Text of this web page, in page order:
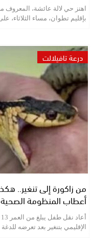
اهتز حي لالة عائشة، المعروف
بإقليم تطوان، مساء الثلاثاء،
درعة تافيلالت
من زاكورة إلى تنغير..
أعطاب المنظومة
الإقليمي بتنغير بعد تعرضه